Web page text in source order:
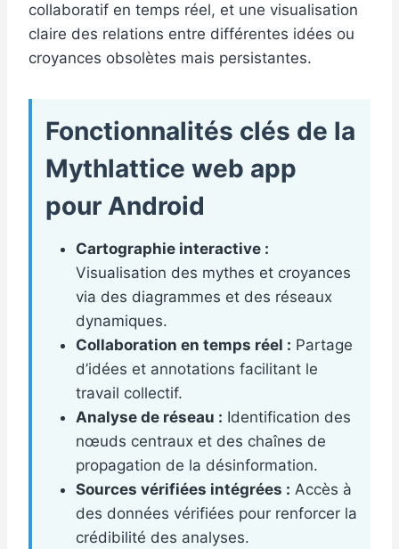
collaboratif en temps réel, et une visualisation
claire des relations entre différentes idées ou
croyances obsolètes mais persistantes.
Fonctionnalités clés de la
Mythlattice web app
pour Android
Cartographie interactive :
Visualisation des mythes et croyances
via des diagrammes et des réseaux
dynamiques.
Collaboration en temps réel : Partage
d’idées et annotations facilitant le
travail collectif.
Analyse de réseau : Identification des
nœuds centraux et des chaînes de
propagation de la désinformation.
Sources vérifiées intégrées : Accès à
des données vérifiées pour renforcer la
crédibilité des analyses.